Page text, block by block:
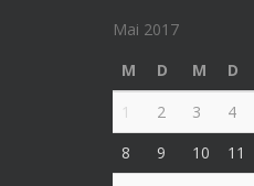
Mai 2017
M
D M D
1
2 3 4
8
9 10 11